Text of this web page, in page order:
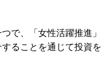
で、「女性活躍推進」
ることを通じて投資を